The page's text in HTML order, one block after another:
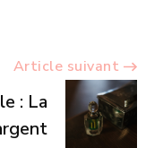
Article suivant
: La